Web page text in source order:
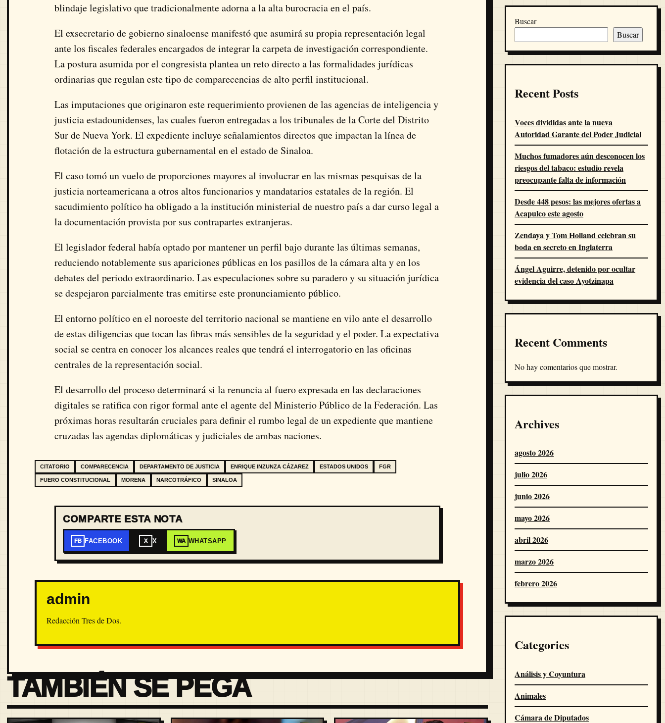
blindaje legislativo que tradicionalmente adorna a la alta burocracia en el país.
El exsecretario de gobierno sinaloense manifestó que asumirá su propia representación legal
ante los fiscales federales encargados de integrar la carpeta de investigación correspondiente.
La postura asumida por el congresista plantea un reto directo a las formalidades jurídicas
ordinarias que regulan este tipo de comparecencias de alto perfil institucional.
Las imputaciones que originaron este requerimiento provienen de las agencias de inteligencia y
justicia estadounidenses, las cuales fueron entregadas a los tribunales de la Corte del Distrito
Sur de Nueva York. El expediente incluye señalamientos directos que impactan la línea de
flotación de la estructura gubernamental en el estado de Sinaloa.
El caso tomó un vuelo de proporciones mayores al involucrar en las mismas pesquisas de la
justicia norteamericana a otros altos funcionarios y mandatarios estatales de la región. El
sacudimiento político ha obligado a la institución ministerial de nuestro país a dar curso legal a
la documentación provista por sus contrapartes extranjeras.
El legislador federal había optado por mantener un perfil bajo durante las últimas semanas,
reduciendo notablemente sus apariciones públicas en los pasillos de la cámara alta y en los
debates del periodo extraordinario. Las especulaciones sobre su paradero y su situación jurídica
se despejaron parcialmente tras emitirse este pronunciamiento público.
El entorno político en el noroeste del territorio nacional se mantiene en vilo ante el desarrollo
de estas diligencias que tocan las fibras más sensibles de la seguridad y el poder. La expectativa
social se centra en conocer los alcances reales que tendrá el interrogatorio en las oficinas
centrales de la representación social.
El desarrollo del proceso determinará si la renuncia al fuero expresada en las declaraciones
digitales se ratifica con rigor formal ante el agente del Ministerio Público de la Federación. Las
próximas horas resultarán cruciales para definir el rumbo legal de un expediente que mantiene
cruzadas las agendas diplomáticas y judiciales de ambas naciones.
CITATORIO COMPARECENCIA DEPARTAMENTO DE JUSTICIA ENRIQUE INZUNZA CÁZAREZ ESTADOS UNIDOS FGR
FUERO CONSTITUCIONAL MORENA NARCOTRÁFICO SINALOA
COMPARTE ESTA NOTA
FB FACEBOOK X X WA WHATSAPP
admin
Redacción Tres de Dos.
TAMBIÉN SE PEGA
Buscar
Buscar
Recent Posts
Voces divididas ante la nueva
Autoridad Garante del Poder Judicial
Muchos fumadores aún desconocen los
riesgos del tabaco: estudio revela
preocupante falta de información
Desde 448 pesos: las mejores ofertas a
Acapulco este agosto
Zendaya y Tom Holland celebran su
boda en secreto en Inglaterra
Ángel Aguirre, detenido por ocultar
evidencia del caso Ayotzinapa
Recent Comments
No hay comentarios que mostrar.
Archives
agosto 2026
julio 2026
junio 2026
mayo 2026
abril 2026
marzo 2026
febrero 2026
Categories
Análisis y Coyuntura
Animales
Cámara de Diputados